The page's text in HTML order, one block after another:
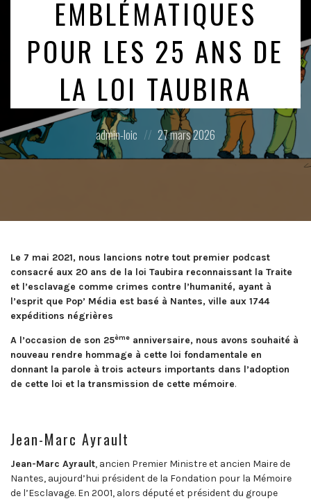
EMBLÉMATIQUES
POUR LES 25 ANS DE
LA LOI TAUBIRA
Posted
by:
admin-loic
Posted
on
27 mars 2026
Le 7 mai 2021, nous lancions notre tout premier podcast
consacré aux 20 ans de la loi Taubira reconnaissant la Traite
et l’esclavage comme crimes contre l’humanité, ayant à
l’esprit que Pop’ Média est basé à Nantes, ville aux 1744
expéditions négrières
A l’occasion de son 25ème anniversaire, nous avons souhaité à
nouveau rendre hommage à cette loi fondamentale en
donnant la parole à trois acteurs importants dans l’adoption
de cette loi et la transmission de cette mémoire.
Jean-Marc Ayrault
Jean-Marc Ayrault, ancien Premier Ministre et ancien Maire de
Nantes, aujourd’hui président de la Fondation pour la Mémoire
de l’Esclavage. En 2001, alors député et président du groupe